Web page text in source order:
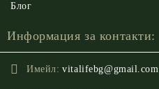
Блог
Информация за контакти:
Имейл: vitalifebg@gmail.com